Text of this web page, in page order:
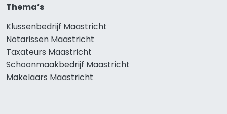
Thema’s
Klussenbedrijf Maastricht
Notarissen Maastricht
Taxateurs Maastricht
Schoonmaakbedrijf Maastricht
Makelaars Maastricht